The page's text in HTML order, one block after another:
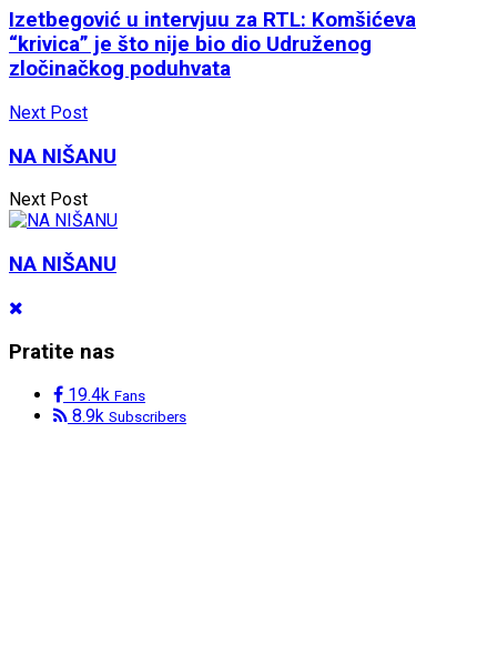
Izetbegović u intervjuu za RTL: Komšićeva
“krivica” je što nije bio dio Udruženog
zločinačkog poduhvata
Next Post
NA NIŠANU
Next Post
NA NIŠANU
Pratite nas
19.4k Fans
8.9k Subscribers